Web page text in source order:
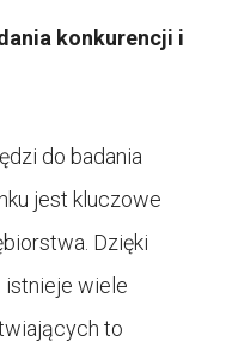
konkurencji i
do badania
jest kluczowe
Dzięki
istnieje wiele
to